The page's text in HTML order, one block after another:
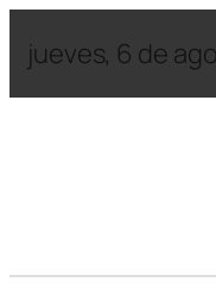
jueves, 6 de